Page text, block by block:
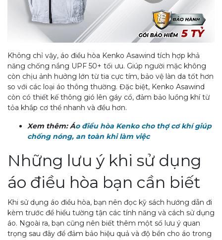
Không chỉ vậy, áo điều hòa Kenko Asawind tích hợp khả
năng chống nắng UPF 50+ tối ưu. Giúp người mặc không
còn chịu ảnh hưởng lớn từ tia cực tím, bảo vệ làn da tốt hơn
so với các loại áo thông thường. Đặc biệt, Kenko Asawind
còn có thiết kế thông gió lên gáy cổ, đảm bảo luồng khí từ
tỏa khắp cơ thể nhanh và đều hơn.
Xem thêm: Áo điều hòa Kenko cho thợ cơ khí giúp
chống nóng, an toàn khi làm việc
Những lưu ý khi sử dụng
áo điều hòa bạn cần biết
Khi sử dụng áo điều hòa, bạn nên đọc kỹ sách hướng dẫn đi
kèm trước để hiểu tường tận các tính năng và cách sử dụng
áo. Ngoài ra, bạn cũng nên biết thêm một số lưu ý quan
trọng sau đây để đảm bảo hiệu quả và độ bền cho áo trong